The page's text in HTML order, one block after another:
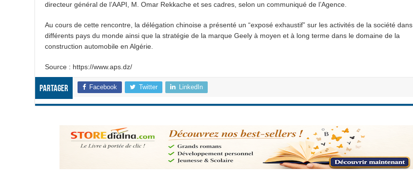
directeur général de l’AAPI, M. Omar Rekkache et ses cadres, selon un communiqué de l’Agence.
Au cours de cette rencontre, la délégation chinoise a présenté un “exposé exhaustif” sur les activités de la société dans
différents pays du monde ainsi que la stratégie de la marque Geely à moyen et à long terme dans le domaine de la
construction automobile en Algérie.
Source : https://www.aps.dz/
Partager Facebook Twitter LinkedIn